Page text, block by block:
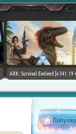
ARK: Survival Evolved [v 341.19